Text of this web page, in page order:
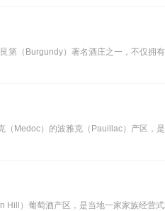
第（Burgundy）著名酒庄之一，不仅拥
Medoc）的波雅克（Pauillac）产区，
Hill）葡萄酒产区，是当地一家家